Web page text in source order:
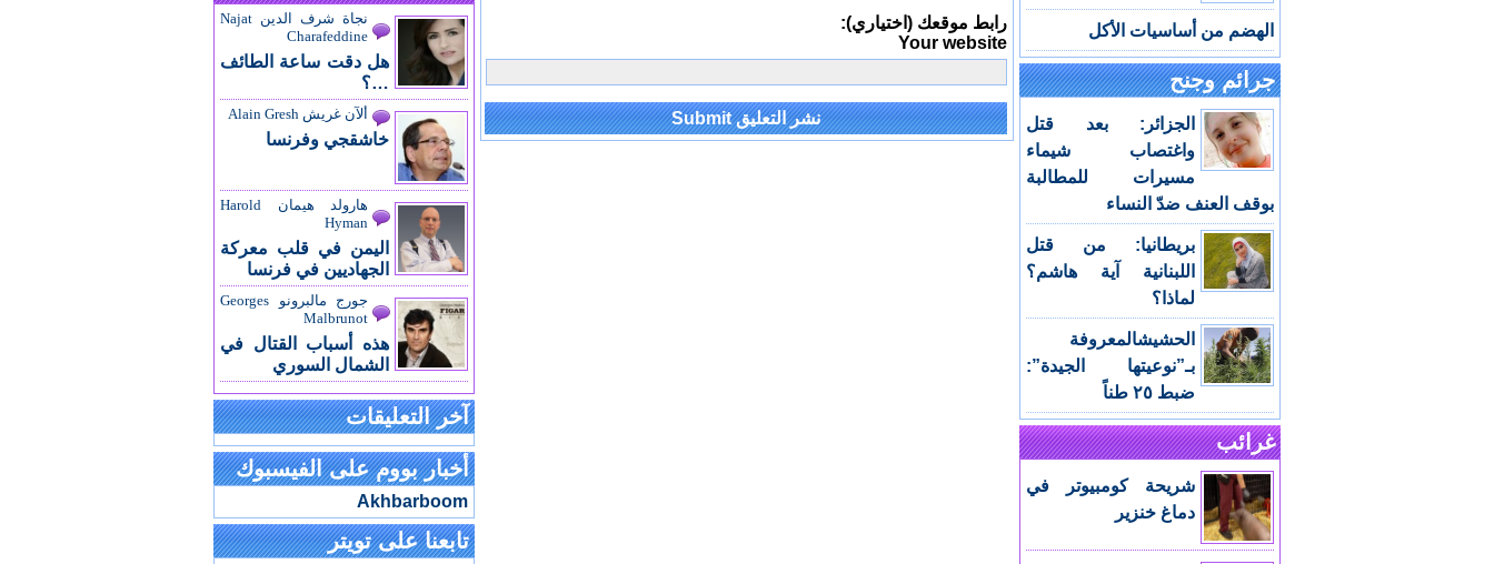
الهضم من أساسيات الأكل
جرائم وجنح
الجزائر: بعد قتل
واغتصاب شيماء
مسيرات للمطالبة
بوقف العنف ضدّ النساء
بريطانيا: من قتل
اللبنانية آية هاشم؟
لماذا؟
الحشيشالمعروفة
بـ”نوعيتها الجيدة”:
ضبط ٢٥ طناً
غرائب
شريحة كومبيوتر في
دماغ خنزير
رابط موقعك (اختياري):
Your website
Alternative:
نجاة شرف الدين Najat
Charafeddine
هل دقت ساعة الطائف
…؟
ألآن غريش Alain Gresh
خاشقجي وفرنسا
هارولد هيمان Harold
Hyman
اليمن في قلب معركة
الجهاديين في فرنسا
جورج مالبرونو Georges
Malbrunot
هذه أسباب القتال في
الشمال السوري
آخر التعليقات
أخبار بووم على الفيسبوك
تابعنا على تويتر